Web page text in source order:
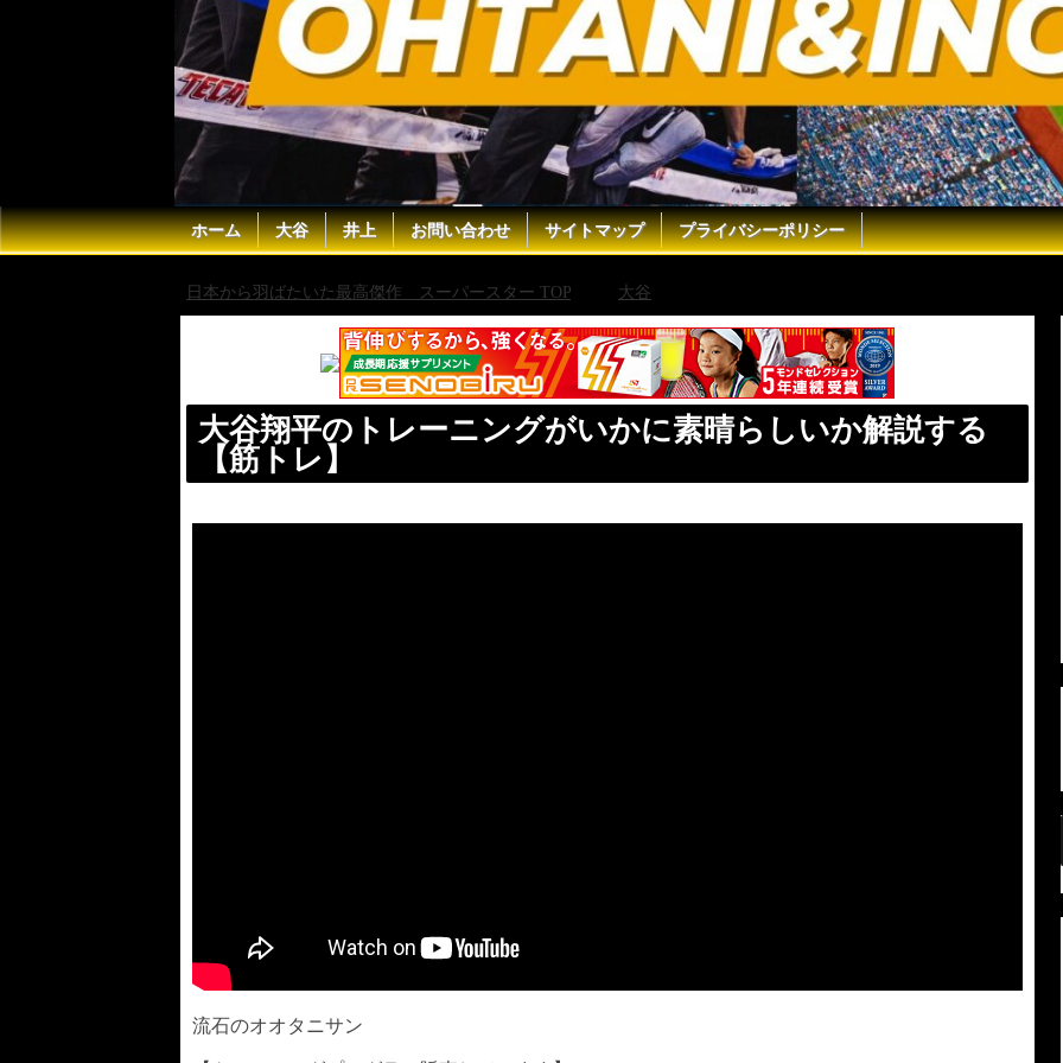
ホーム 大谷 井上 お問い合わせ サイトマップ プライバシーポリシー
日本から羽ばたいた最高傑作 スーパースター TOP 大谷
大谷翔平のトレーニングがいかに素晴らしいか解説する
【筋トレ】
流石のオオタニサン